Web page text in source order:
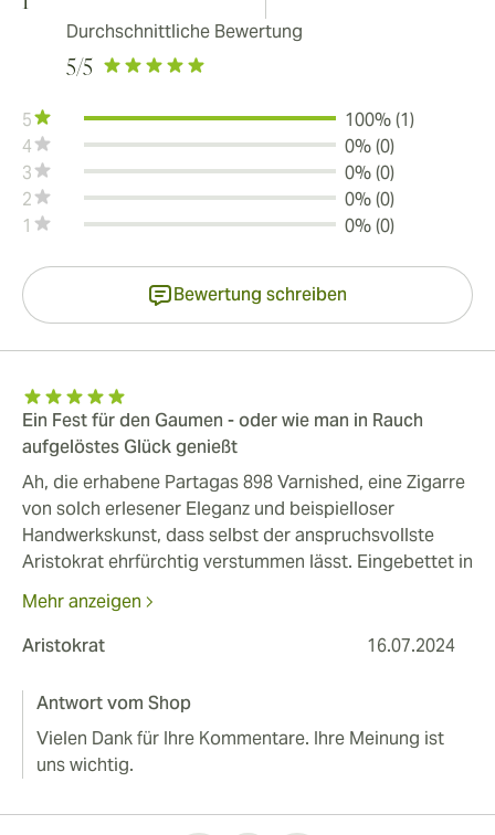
Durchschnittliche Bewertung
5/5
5
100% (1)
4
0% (0)
3
0% (0)
2
0% (0)
1
0% (0)
Bewertung schreiben
Ein Fest für den Gaumen - oder wie man in Rauch
aufgelöstes Glück genießt
Ah, die erhabene Partagas 898 Varnished, eine Zigarre
von solch erlesener Eleganz und beispielloser
Handwerkskunst, dass selbst der anspruchsvollste
Aristokrat ehrfürchtig verstummen lässt. Eingebettet in
einem prächtigen, lackierten Kistchen, kündigt sie
schon vor dem ersten Zug ein Erlebnis von höchster
Güte an. Ihr Erscheinungsbild ist von makelloser
ersten Zug entfaltet sich ein majestätisches Ensemble
Zedernholznoten und die betörende Süße dunkler
Schokolade. Ein wahrlich dekadenter Genuss, der die
hervorragende Konstruktion garantiert einen
Mehr anzeigen
Aristokrat
16.07.2024
Antwort vom Shop
Vielen Dank für Ihre Kommentare. Ihre Meinung ist
uns wichtig.